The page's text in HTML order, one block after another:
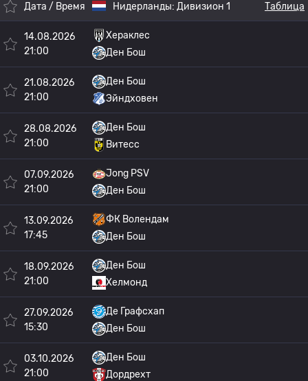
Дата / Время Нидерланды: Дивизион 1 Таблица
14.08.2026
21:00
Хераклес
Ден Бош
21.08.2026
21:00
Ден Бош
Эйндховен
28.08.2026
21:00
Ден Бош
Витесс
07.09.2026
21:00
Jong PSV
Ден Бош
13.09.2026
17:45
ФК Волендам
Ден Бош
18.09.2026
21:00
Ден Бош
Хелмонд
27.09.2026
15:30
Де Графсхап
Ден Бош
03.10.2026
21:00
Ден Бош
Дордрехт